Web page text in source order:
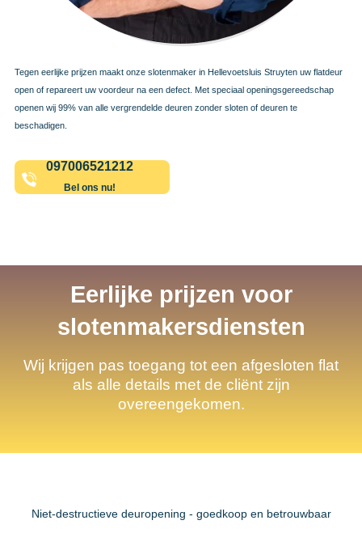
Tegen eerlijke prijzen maakt onze slotenmaker in Hellevoetsluis Struyten uw flatdeur
open of repareert uw voordeur na een defect. Met speciaal openingsgereedschap
openen wij 99% van alle vergrendelde deuren zonder sloten of deuren te
beschadigen.
097006521212
Bel ons nu!
Eerlijke prijzen voor
slotenmakersdiensten
Wij krijgen pas toegang tot een afgesloten flat
als alle details met de cliënt zijn
overeengekomen.
Niet-destructieve deuropening - goedkoop en betrouwbaar